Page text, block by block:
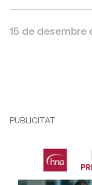
15 de desembre
PUBLICITAT